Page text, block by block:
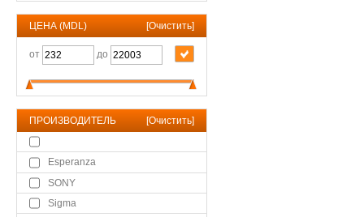
ЦЕНА (MDL) [Очистить]
от до
ПРОИЗВОДИТЕЛЬ [Очистить]
Esperanza
SONY
Sigma